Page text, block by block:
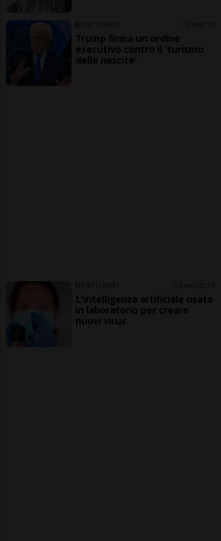
STATI UNITI 3 ore 13
Trump firma un ordine
esecutivo contro il 'turismo
delle nascite'
STATI UNITI 4 ore 2 17
L'intelligenza artificiale usata
in laboratorio per creare
nuovi virus